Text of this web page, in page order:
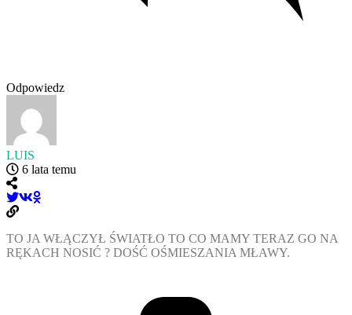
Odpowiedz
LUIS
6 lata temu
TO JA WŁĄCZYŁ ŚWIATŁO TO CO MAMY TERAZ GO NA
RĘKACH NOSIĆ ? DOŚĆ OŚMIESZANIA MŁAWY.